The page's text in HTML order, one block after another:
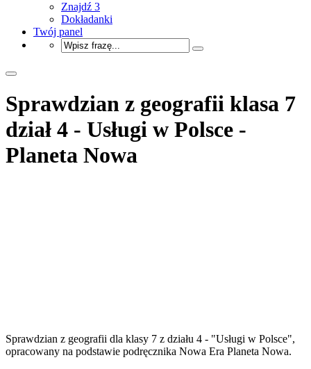
Znajdź 3
Dokładanki
Twój panel
Sprawdzian z geografii klasa 7
dział 4 - Usługi w Polsce -
Planeta Nowa
Sprawdzian z geografii dla klasy 7 z działu 4 - "Usługi w Polsce",
opracowany na podstawie podręcznika Nowa Era Planeta Nowa.